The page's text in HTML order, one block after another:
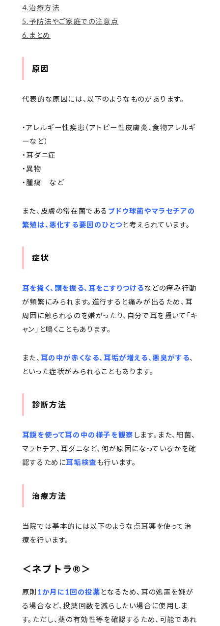
4.治療方法
5.予防法やご家庭での注意点
6.まとめ
原因
代表的な原因には、以下のようなものがあります。
・アレルギー性疾患（アトピー性皮膚炎、食物アレルギ
ーなど）
・耳ダニ症
・異物
・腫瘍 など
また、皮膚の常在菌である ブドウ球菌やマラセチアの
繁殖は、悪化する要因のひとつ と考えられています。
症状
耳を掻く、頭を振る、耳をこすりつけるなどの痒み行動
が頻繁にみられます。進行すると痛みが出るため、耳
周囲に触られるのを嫌がったり、自分で耳を掻いて「キ
ャン」と鳴くこともあります。
また、 耳の中が赤くなる、耳垢が増える、悪臭がする、
といった症状がみられることもあります。
診断方法
耳鏡を使って耳の中の様子を観察 します。また、細菌、
マラセチア、耳ダニなど、何が原因になっているかを確
認するために耳垢検査も行います。
治療方法
当院では基本的には以下のような点耳薬を使って治
療を行います。
＜ネプトラ®️＞
原則 1か月に1回の投薬 となるため、耳の処置を嫌が
る場合など、投薬回数を減らしたい場合に使用しま
す。ただし、薬の有効性等を確認するため、可能であれ